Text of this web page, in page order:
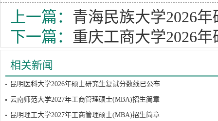
上一篇： 青海民族大学2026
下一篇： 重庆工商大学2026
相关新闻
昆明医科大学2026年硕士研究生复试分数线已公布
云南师范大学2027年工商管理硕士(MBA)招生简章
昆明理工大学2027年工商管理硕士(MBA)招生简章